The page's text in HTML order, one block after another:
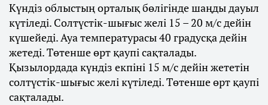
Күндіз облыстың орталық бөлігінде шаңды дауыл
күтіледі. Солтүстік-шығыс желі 15 – 20 м/с дейін
күшейеді. Ауа температурасы 40 градусқа дейін
жетеді. Төтенше өрт қаупі сақталады.
Қызылордада күндіз екпіні 15 м/с дейін жететін
солтүстік-шығыс желі күтіледі. Төтенше өрт қаупі
сақталады.